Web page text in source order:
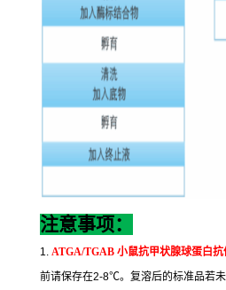
注意事项：
1. ATGA/TGAB 小鼠抗甲状腺球蛋白抗
前请保存在2-8℃。复溶后的标准品若未